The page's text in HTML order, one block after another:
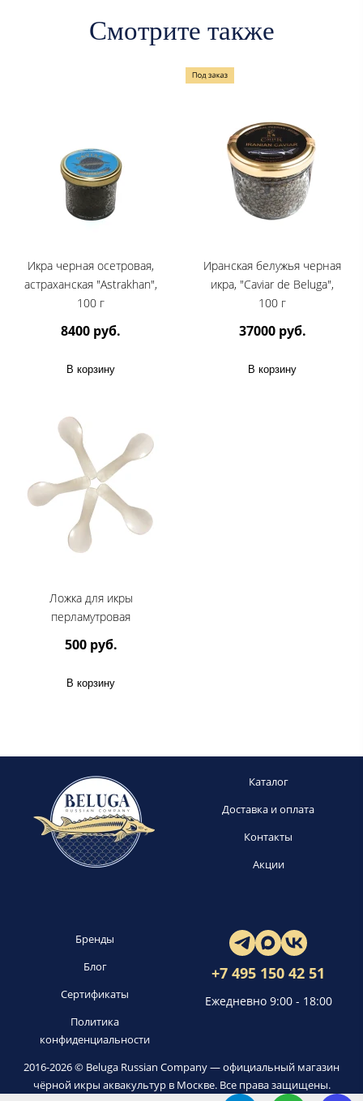
Смотрите также
Икра черная осетровая,
астраханская "Astrakhan",
100 г
8400 руб.
В корзину
Иранская белужья черная
икра, "Caviar de Beluga",
100 г
37000 руб.
В корзину
Ложка для икры
перламутровая
500 руб.
В корзину
Каталог
Доставка и оплата
Контакты
Акции
Бренды
Блог
Сертификаты
Политика
конфиденциальности
+7 495 150 42 51
Ежедневно 9:00 - 18:00
2016-2026 © Beluga Russian Company — официальный магазин
чёрной икры аквакультур в Москве. Все права защищены.